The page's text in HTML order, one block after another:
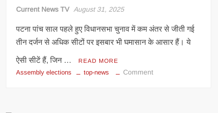
MLC
पुनरीक्षण
30
Current News TV August 31, 2025
पटना पांच साल पहले हुए विधानसभा चुनाव में कम अंतर से जीती गई
तीन दर्जन से अधिक सीटों पर इसबार भी घमासान के आसार हैं। ये
ऐसी सीटें हैं, जिन … READ MORE
Assembly elections top-news Commenton